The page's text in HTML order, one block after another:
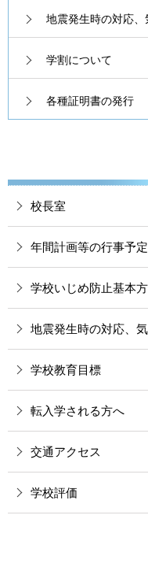
地震発生時の対応
学割について
各種証明書の発行
校長室
年間計画等の行事予定
学校いじめ防止基本
地震発生時の対応、
学校教育目標
転入学される方へ
交通アクセス
学校評価